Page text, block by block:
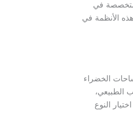
متخصصة في
الأنظمة في
الخضراء
الطبيعي،
النوع